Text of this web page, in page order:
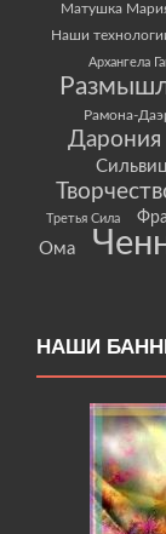
Матушка
Наши
Архангела
Рамона-
Дарония
Третья Сила
Ома
НАШИ